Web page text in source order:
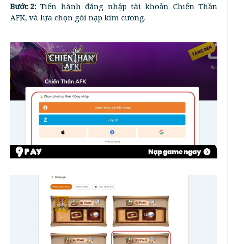
Bước 2: Tiến hành đăng nhập tài khoản Chiến Thần
AFK, và lựa chọn gói nạp kim cương.